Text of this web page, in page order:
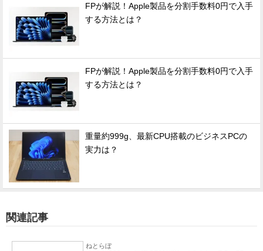
FPが解説！Apple製品を分割手数料0円で入手
する方法とは？
FPが解説！Apple製品を分割手数料0円で入手
する方法とは？
重量約999g、最新CPU搭載のビジネスPCの
実力は？
関連記事
ねとらぼ